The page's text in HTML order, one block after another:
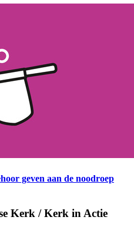
geven aan de noodroep
Kerk / Kerk in Actie